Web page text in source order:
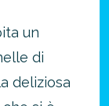
un
di
deliziosa